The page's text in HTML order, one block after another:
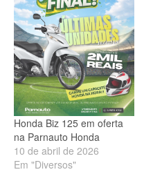
Honda Biz 125 em oferta
na Parnauto Honda
10 de abril de 2026
Em "Diversos"